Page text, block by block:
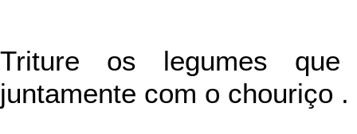
Triture os legumes
juntamente com o chouriço .